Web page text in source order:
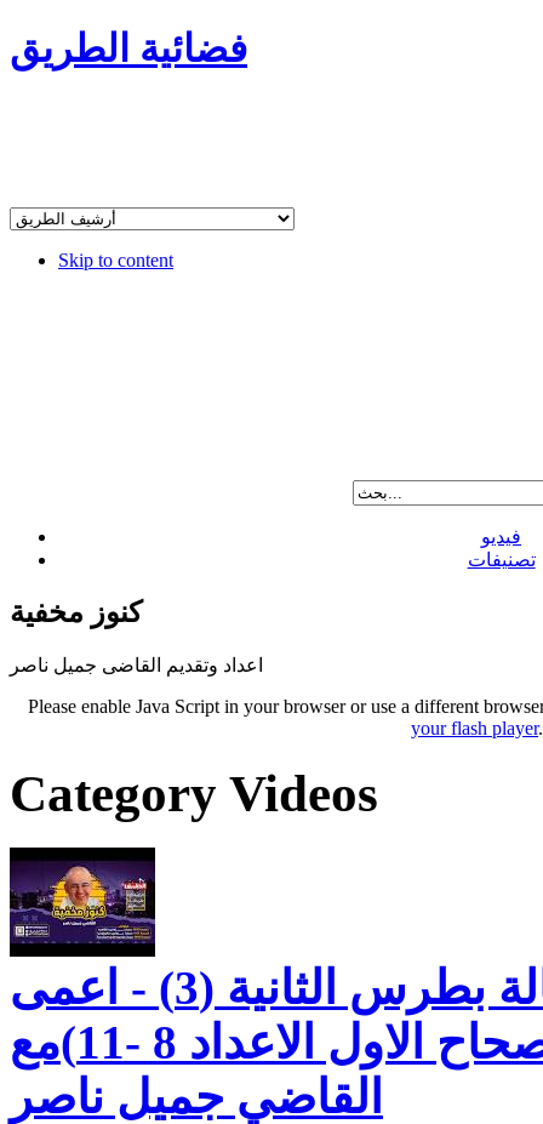
فضائية الطريق
Skip to content
فيديو
تصنيفات
كنوز مخفية
اعداد وتقديم القاضى جميل ناصر
Please enable Java Script in your browser or use a different
your flash player.
Category Videos
كنوز مخفيه رسالة بطرس الثانية (3) - اعمى
قصير البصر -الاصحاح الاول الاعداد 8 -11)مع
القاضي جميل ناصر